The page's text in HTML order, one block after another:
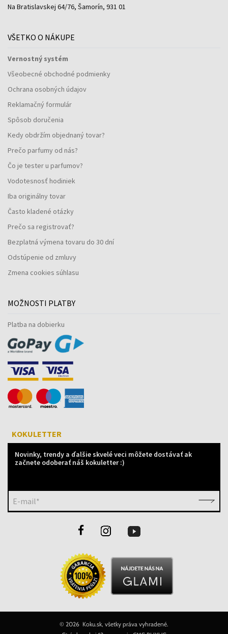
Na Bratislavskej 64/76, Šamorín, 931 01
VŠETKO O NÁKUPE
Vernostný systém
Všeobecné obchodné podmienky
Ochrana osobných údajov
Reklamačný formulár
Spôsob doručenia
Kedy obdržím objednaný tovar?
Prečo parfumy od nás?
Čo je tester u parfumov?
Vodotesnosť hodiniek
Iba originálny tovar
Často kladené otázky
Prečo sa registrovať?
Bezplatná výmena tovaru do 30 dní
Odstúpenie od zmluvy
Zmena cookies súhlasu
MOŽNOSTI PLATBY
Platba na dobierku
KOKULETTER
Novinky, trendy a ďalšie skvelé veci môžete dostávať ak
začnete odoberať náš kokuletter :)
E-mail*
© 2026 Koku.sk, všetky práva vyhradené.